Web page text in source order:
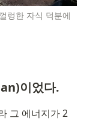
렁한 자식 덕분에
이었다.
그 에너지가 2